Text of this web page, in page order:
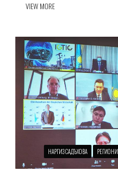
VIEW MORE
НАРГИЗ САДЪХОВА РЕГИОНИ